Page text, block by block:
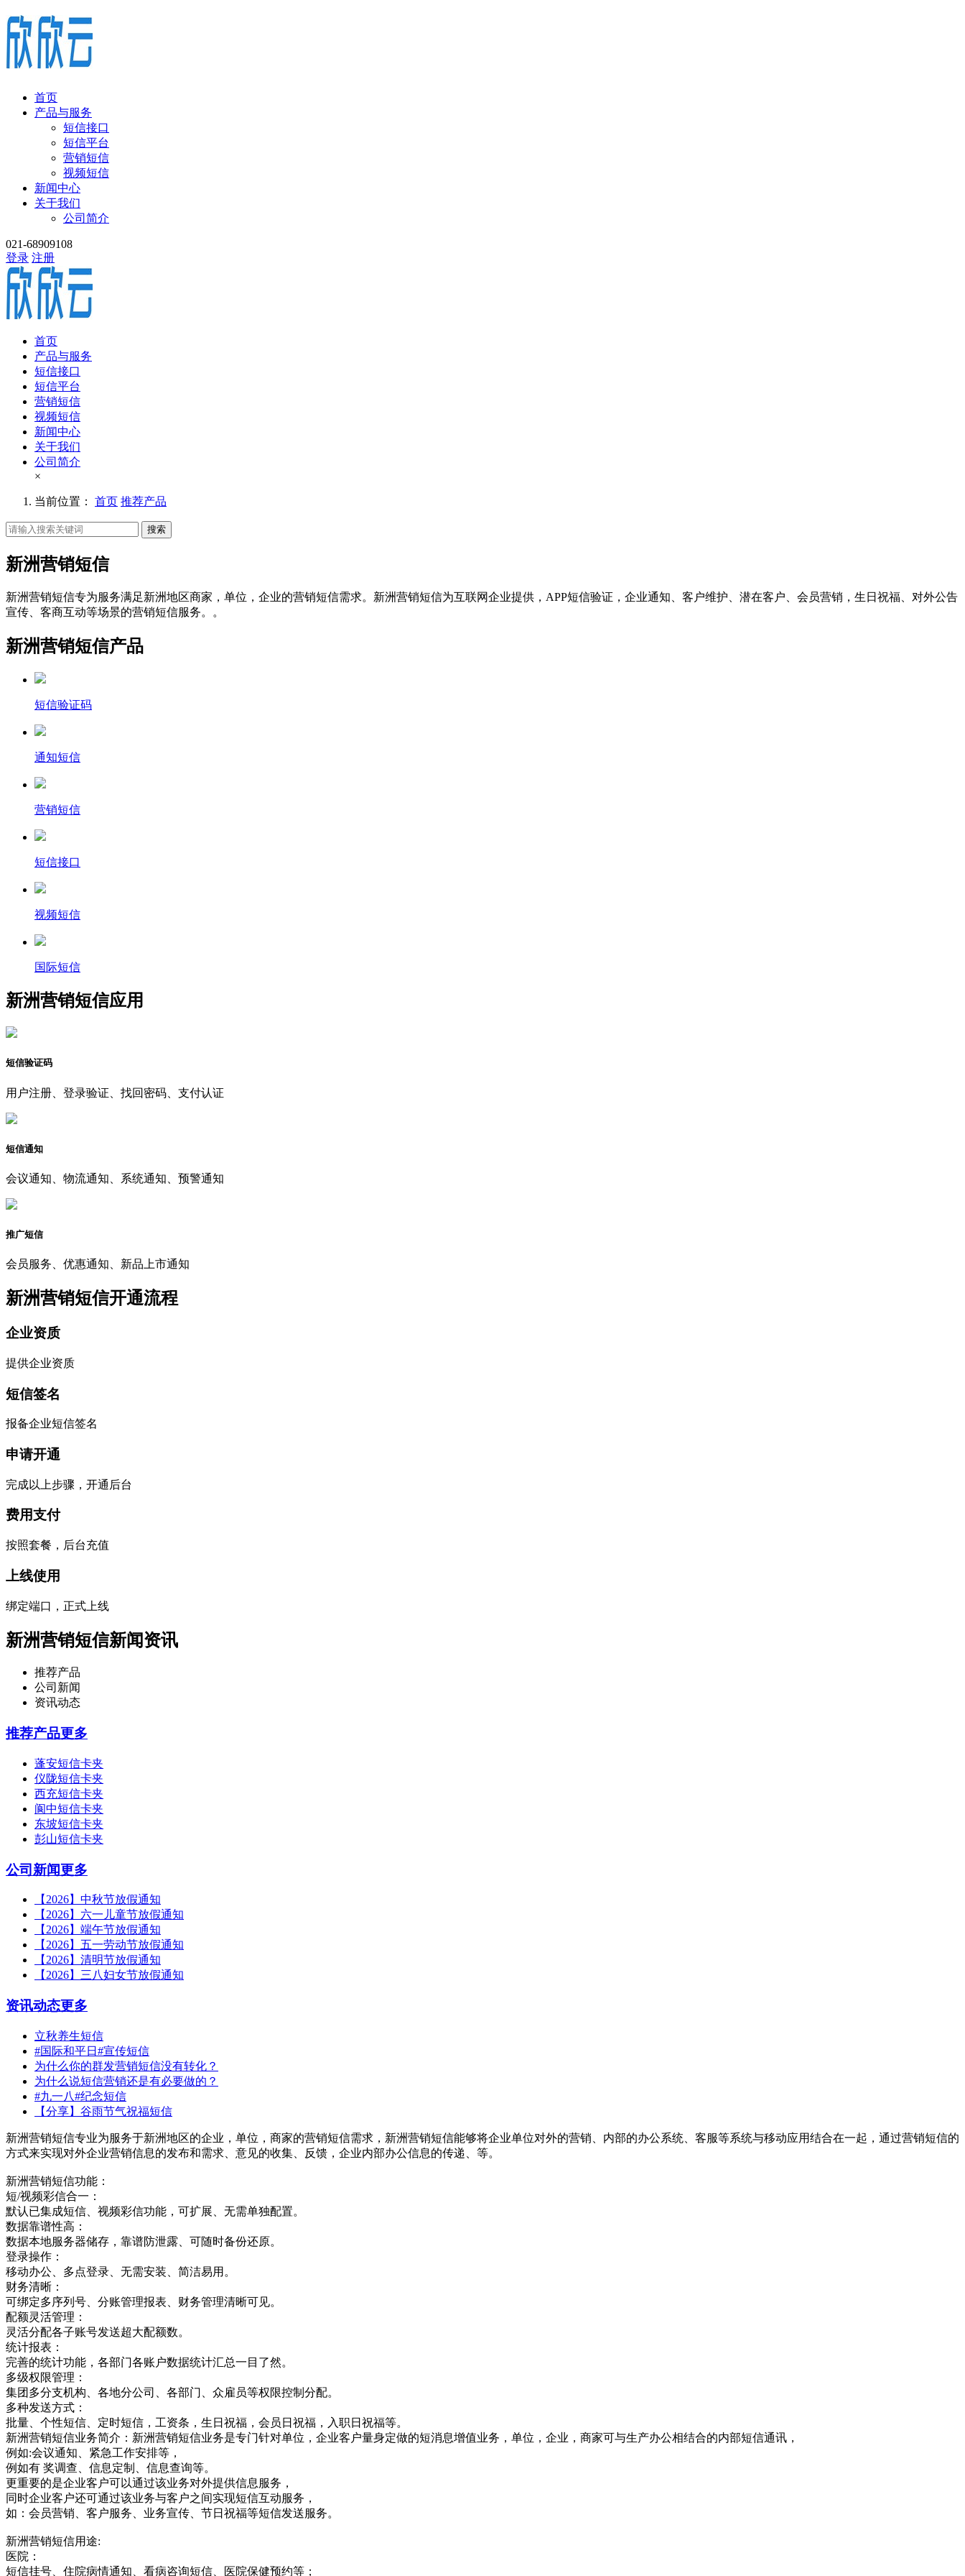
首页
产品与服务
短信接口
短信平台
营销短信
视频短信
新闻中心
关于我们
公司简介
021-68909108
登录 注册
首页
产品与服务
短信接口
短信平台
营销短信
视频短信
新闻中心
关于我们
公司简介
×
当前位置： 首页 推荐产品
搜索
新洲营销短信
新洲营销短信专为服务满足新洲地区商家，单位，企业的营销短信需求。新洲营销短信为互联网企业提供，APP短信验证，企业通知、客户维护、潜在客户、会员营销，生日祝福、对外公告
宣传、客商互动等场景的营销短信服务。。
新洲营销短信产品
短信验证码
通知短信
营销短信
短信接口
视频短信
国际短信
新洲营销短信应用
短信验证码
用户注册、登录验证、找回密码、支付认证
短信通知
会议通知、物流通知、系统通知、预警通知
推广短信
会员服务、优惠通知、新品上市通知
新洲营销短信开通流程
企业资质
提供企业资质
短信签名
报备企业短信签名
申请开通
完成以上步骤，开通后台
费用支付
按照套餐，后台充值
上线使用
绑定端口，正式上线
新洲营销短信新闻资讯
推荐产品
公司新闻
资讯动态
推荐产品更多
蓬安短信卡夹
仪陇短信卡夹
西充短信卡夹
阆中短信卡夹
东坡短信卡夹
彭山短信卡夹
公司新闻更多
【2026】中秋节放假通知
【2026】六一儿童节放假通知
【2026】端午节放假通知
【2026】五一劳动节放假通知
【2026】清明节放假通知
【2026】三八妇女节放假通知
资讯动态更多
立秋养生短信
#国际和平日#宣传短信
为什么你的群发营销短信没有转化？
为什么说短信营销还是有必要做的？
#九一八#纪念短信
【分享】谷雨节气祝福短信
新洲营销短信专业为服务于新洲地区的企业，单位，商家的营销短信需求，新洲营销短信能够将企业单位对外的营销、内部的办公系统、客服等系统与移动应用结合在一起，通过营销短信的
方式来实现对外企业营销信息的发布和需求、意见的收集、反馈，企业内部办公信息的传递、等。
新洲营销短信功能：
短/视频彩信合一：
默认已集成短信、视频彩信功能，可扩展、无需单独配置。
数据靠谱性高：
数据本地服务器储存，靠谱防泄露、可随时备份还原。
登录操作：
移动办公、多点登录、无需安装、简洁易用。
财务清晰：
可绑定多序列号、分账管理报表、财务管理清晰可见。
配额灵活管理：
灵活分配各子账号发送超大配额数。
统计报表：
完善的统计功能，各部门各账户数据统计汇总一目了然。
多级权限管理：
集团多分支机构、各地分公司、各部门、众雇员等权限控制分配。
多种发送方式：
批量、个性短信、定时短信，工资条，生日祝福，会员日祝福，入职日祝福等。
新洲营销短信业务简介：新洲营销短信业务是专门针对单位，企业客户量身定做的短消息增值业务，单位，企业，商家可与生产办公相结合的内部短信通讯，
例如:会议通知、紧急工作安排等，
例如有 奖调查、信息定制、信息查询等。
更重要的是企业客户可以通过该业务对外提供信息服务，
同时企业客户还可通过该业务与客户之间实现短信互动服务，
如：会员营销、客户服务、业务宣传、节日祝福等短信发送服务。
新洲营销短信用途:
医院：
短信挂号、住院病情通知、看病咨询短信、医院保健预约等；